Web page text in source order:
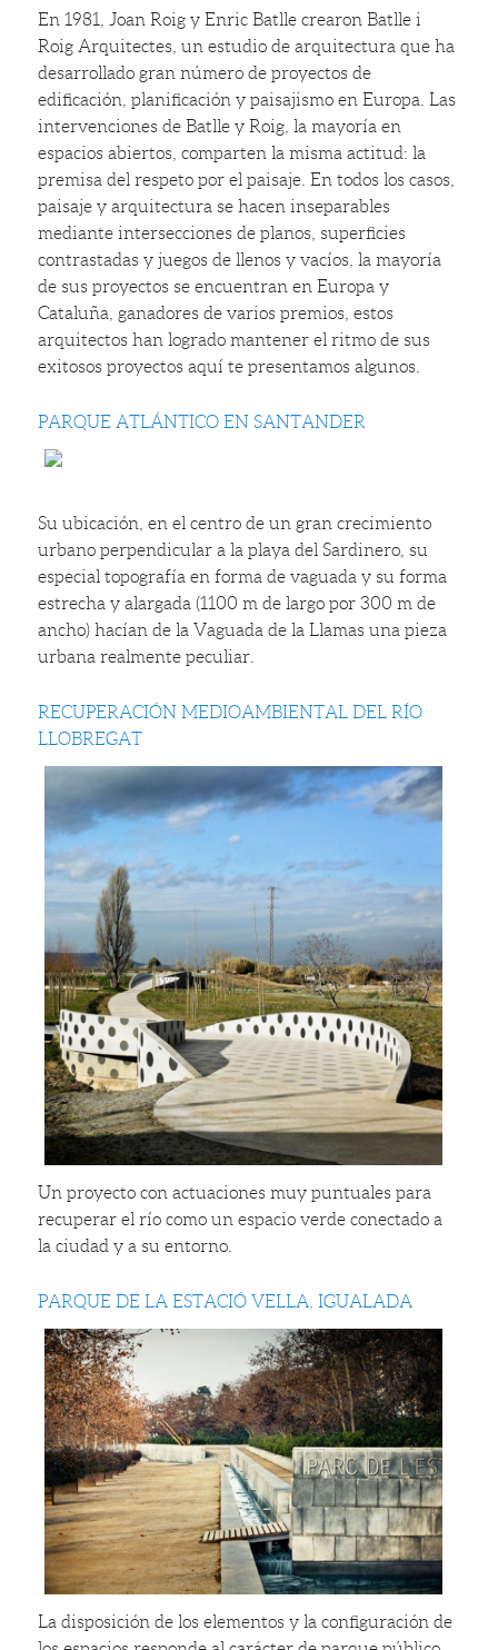
En 1981, Joan Roig y Enric Batlle crearon Batlle i
Roig Arquitectes, un estudio de arquitectura que ha
desarrollado gran número de proyectos de
edificación, planificación y paisajismo en Europa. Las
intervenciones de Batlle y Roig, la mayoría en
espacios abiertos, comparten la misma actitud: la
premisa del respeto por el paisaje. En todos los casos,
paisaje y arquitectura se hacen inseparables
mediante intersecciones de planos, superficies
contrastadas y juegos de llenos y vacíos, la mayoría
de sus proyectos se encuentran en Europa y
Cataluña, ganadores de varios premios, estos
arquitectos han logrado mantener el ritmo de sus
exitosos proyectos aquí te presentamos algunos.
PARQUE ATLÁNTICO EN SANTANDER
Su ubicación, en el centro de un gran crecimiento
urbano perpendicular a la playa del Sardinero, su
especial topografía en forma de vaguada y su forma
estrecha y alargada (1100 m de largo por 300 m de
ancho) hacían de la Vaguada de la Llamas una pieza
urbana realmente peculiar.
RECUPERACIÓN MEDIOAMBIENTAL DEL RÍO
LLOBREGAT
Un proyecto con actuaciones muy puntuales para
recuperar el río como un espacio verde conectado a
la ciudad y a su entorno.
PARQUE DE LA ESTACIÓ VELLA, IGUALADA
La disposición de los elementos y la configuración de